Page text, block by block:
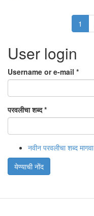
1
User login
Username or e-mail *
परवलीचा शब्द*
नवीन परवलीचा शब्द मागवा
येण्याची नोंद